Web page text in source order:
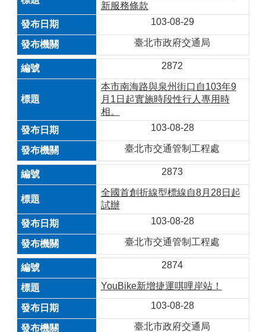
新服務條款
103-08-29
臺北市政府交通局
2872
本市南海路與泉州街口自103年9
月1日起實施時段性行人專用時
相。
103-08-28
臺北市交通管制工程處
2873
全國首創折線型標線自8月28日起
試辦
103-08-28
臺北市交通管制工程處
2874
YouBike新增捷運唭哩岸站！
103-08-28
臺北市政府交通局